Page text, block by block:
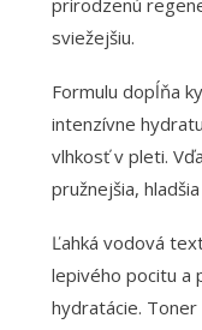
sviežejšiu.
Formulu dopĺňa
intenzívne
vlhkosť v pleti.
pružnejšia,
Ľahká vodová
lepivého pocitu a
hydratácie.